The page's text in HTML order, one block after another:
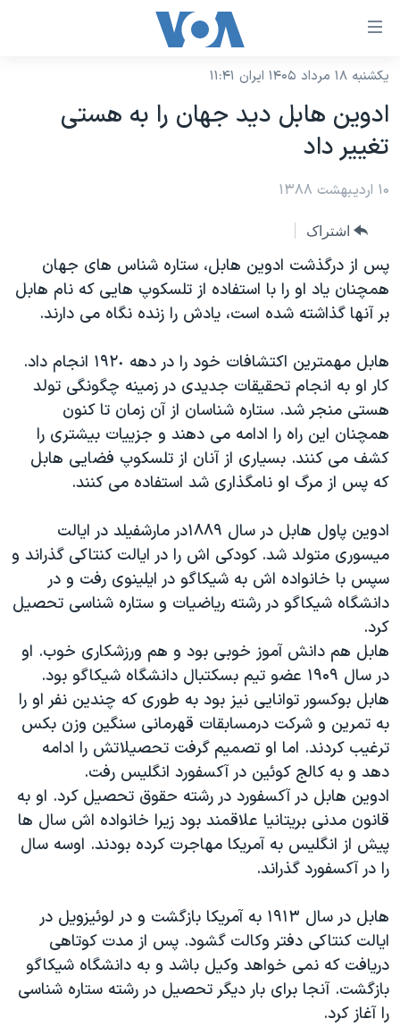
لینکهای
دسترسی
جهش
محتوای
اصلی
جهش
اصلی
جهش
به
جستجو
نسخه سبک وب‌سایت
موضوع ها
ایران
آمریکا
جهان
ورزشی
گزیده‌ها
ویژه برنامه‌ها
ویدیوها
فرهنگ و زندگی
حقوق شهروندی
اقتصادی
اسرائیل در جنگ
گالری عکس
آرشیو پخش زنده
برنامه های تلویزیونی
جدول برنامه ها
صفحه‌های ویژه
جام جهانی ۲۰۲۶
عملیات خشم حماسی
۲۵۰سالگی آمریکا
بایگانی برنامه‌های تلویزیونی
مستندها
انتخابات ریاست جمهوری آمریکا ۲۰۲۴
حمله جمهوری اسلامی به اسرائیل
ورزش زنان در ایران
اعتراضات زن، زندگی، آزادی
مجموعه مستندهای دادخواهی
تریبونال مردمی آبان ۹۸
دادگاه حمید نوری
چهل سال گروگان‌گیری
قانون شفافیت دارائی کادر رهبری ایران
اعتراضات مردمی آبان ۹۸
اسرائیل در جنگ
نرگس محمدی برنده جایزه نوبل صلح
همایش محافظه‌کاران آمریکا «سی‌پک»
سفر پرزیدنت ترامپ به چین
فرکانس‌های صدای آمریکا
پخش رادیویی
یادگیری زبان انگلیسی
دنبال کنید
زبانهای مختلف
یکشنبه ۱۸ مرداد ۱۴۰۵ ایران ۱۱:۴۱
ادوین هابل دید جهان را به هستی
تغییر داد
۱۰ اردیبهشت ۱۳۸۸
اشتراک
پس از درگذشت ادوین هابل، ستاره شناس های جهان
همچنان یاد او را با استفاده از تلسکوپ هایی که نام هابل
بر آنها گذاشته شده است، یادش را زنده نگاه می دارند.
هابل مهمترین اکتشافات خود را در دهه ۱٩٢٠ انجام داد.
کار او به انجام تحقیقات جدیدی در زمینه چگونگی تولد
هستی منجر شد. ستاره شناسان از آن زمان تا کنون
همچنان این راه را ادامه می دهند و جزییات بیشتری را
کشف می کنند. بسیاری از آنان از تلسکوپ فضایی هابل
که پس از مرگ او نامگذاری شد استفاده می کنند.
ادوین پاول هابل در سال ۱۸۸۹در مارشفیلد در ایالت
میسوری متولد شد. کودکی اش را در ایالت کنتاکی گذراند و
سپس با خانواده اش به شیکاگو در ایلینوی رفت و در
دانشگاه شیکاگو در رشته ریاضیات و ستاره شناسی تحصیل
کرد.
هابل هم دانش آموز خوبی بود و هم ورزشکاری خوب. او
در سال ۱٩۰٩ عضو تیم بسکتبال دانشگاه شیکاگو بود.
هابل بوکسور توانایی نیز بود به طوری که چندین نفر او را
به تمرین و شرکت درمسابقات قهرمانی سنگین وزن بکس
ترغیب کردند. اما او تصمیم گرفت تحصیلاتش را ادامه
دهد و به کالج کوئین در آکسفورد انگلیس رفت.
ادوین هابل در آکسفورد در رشته حقوق تحصیل کرد. او به
قانون مدنی بریتانیا علاقمند بود زیرا خانواده اش سال ها
پیش از انگلیس به آمریکا مهاجرت کرده بودند. اوسه سال
را در آکسفورد گذراند.
هابل در سال ۱۹۱۳ به آمریکا بازگشت و در لوئیزویل در
ایالت کنتاکی دفتر وکالت گشود. پس از مدت کوتاهی
دریافت که نمی خواهد وکیل باشد و به دانشگاه شیکاگو
بازگشت. آنجا برای بار دیگر تحصیل در رشته ستاره شناسی
را آغاز کرد.